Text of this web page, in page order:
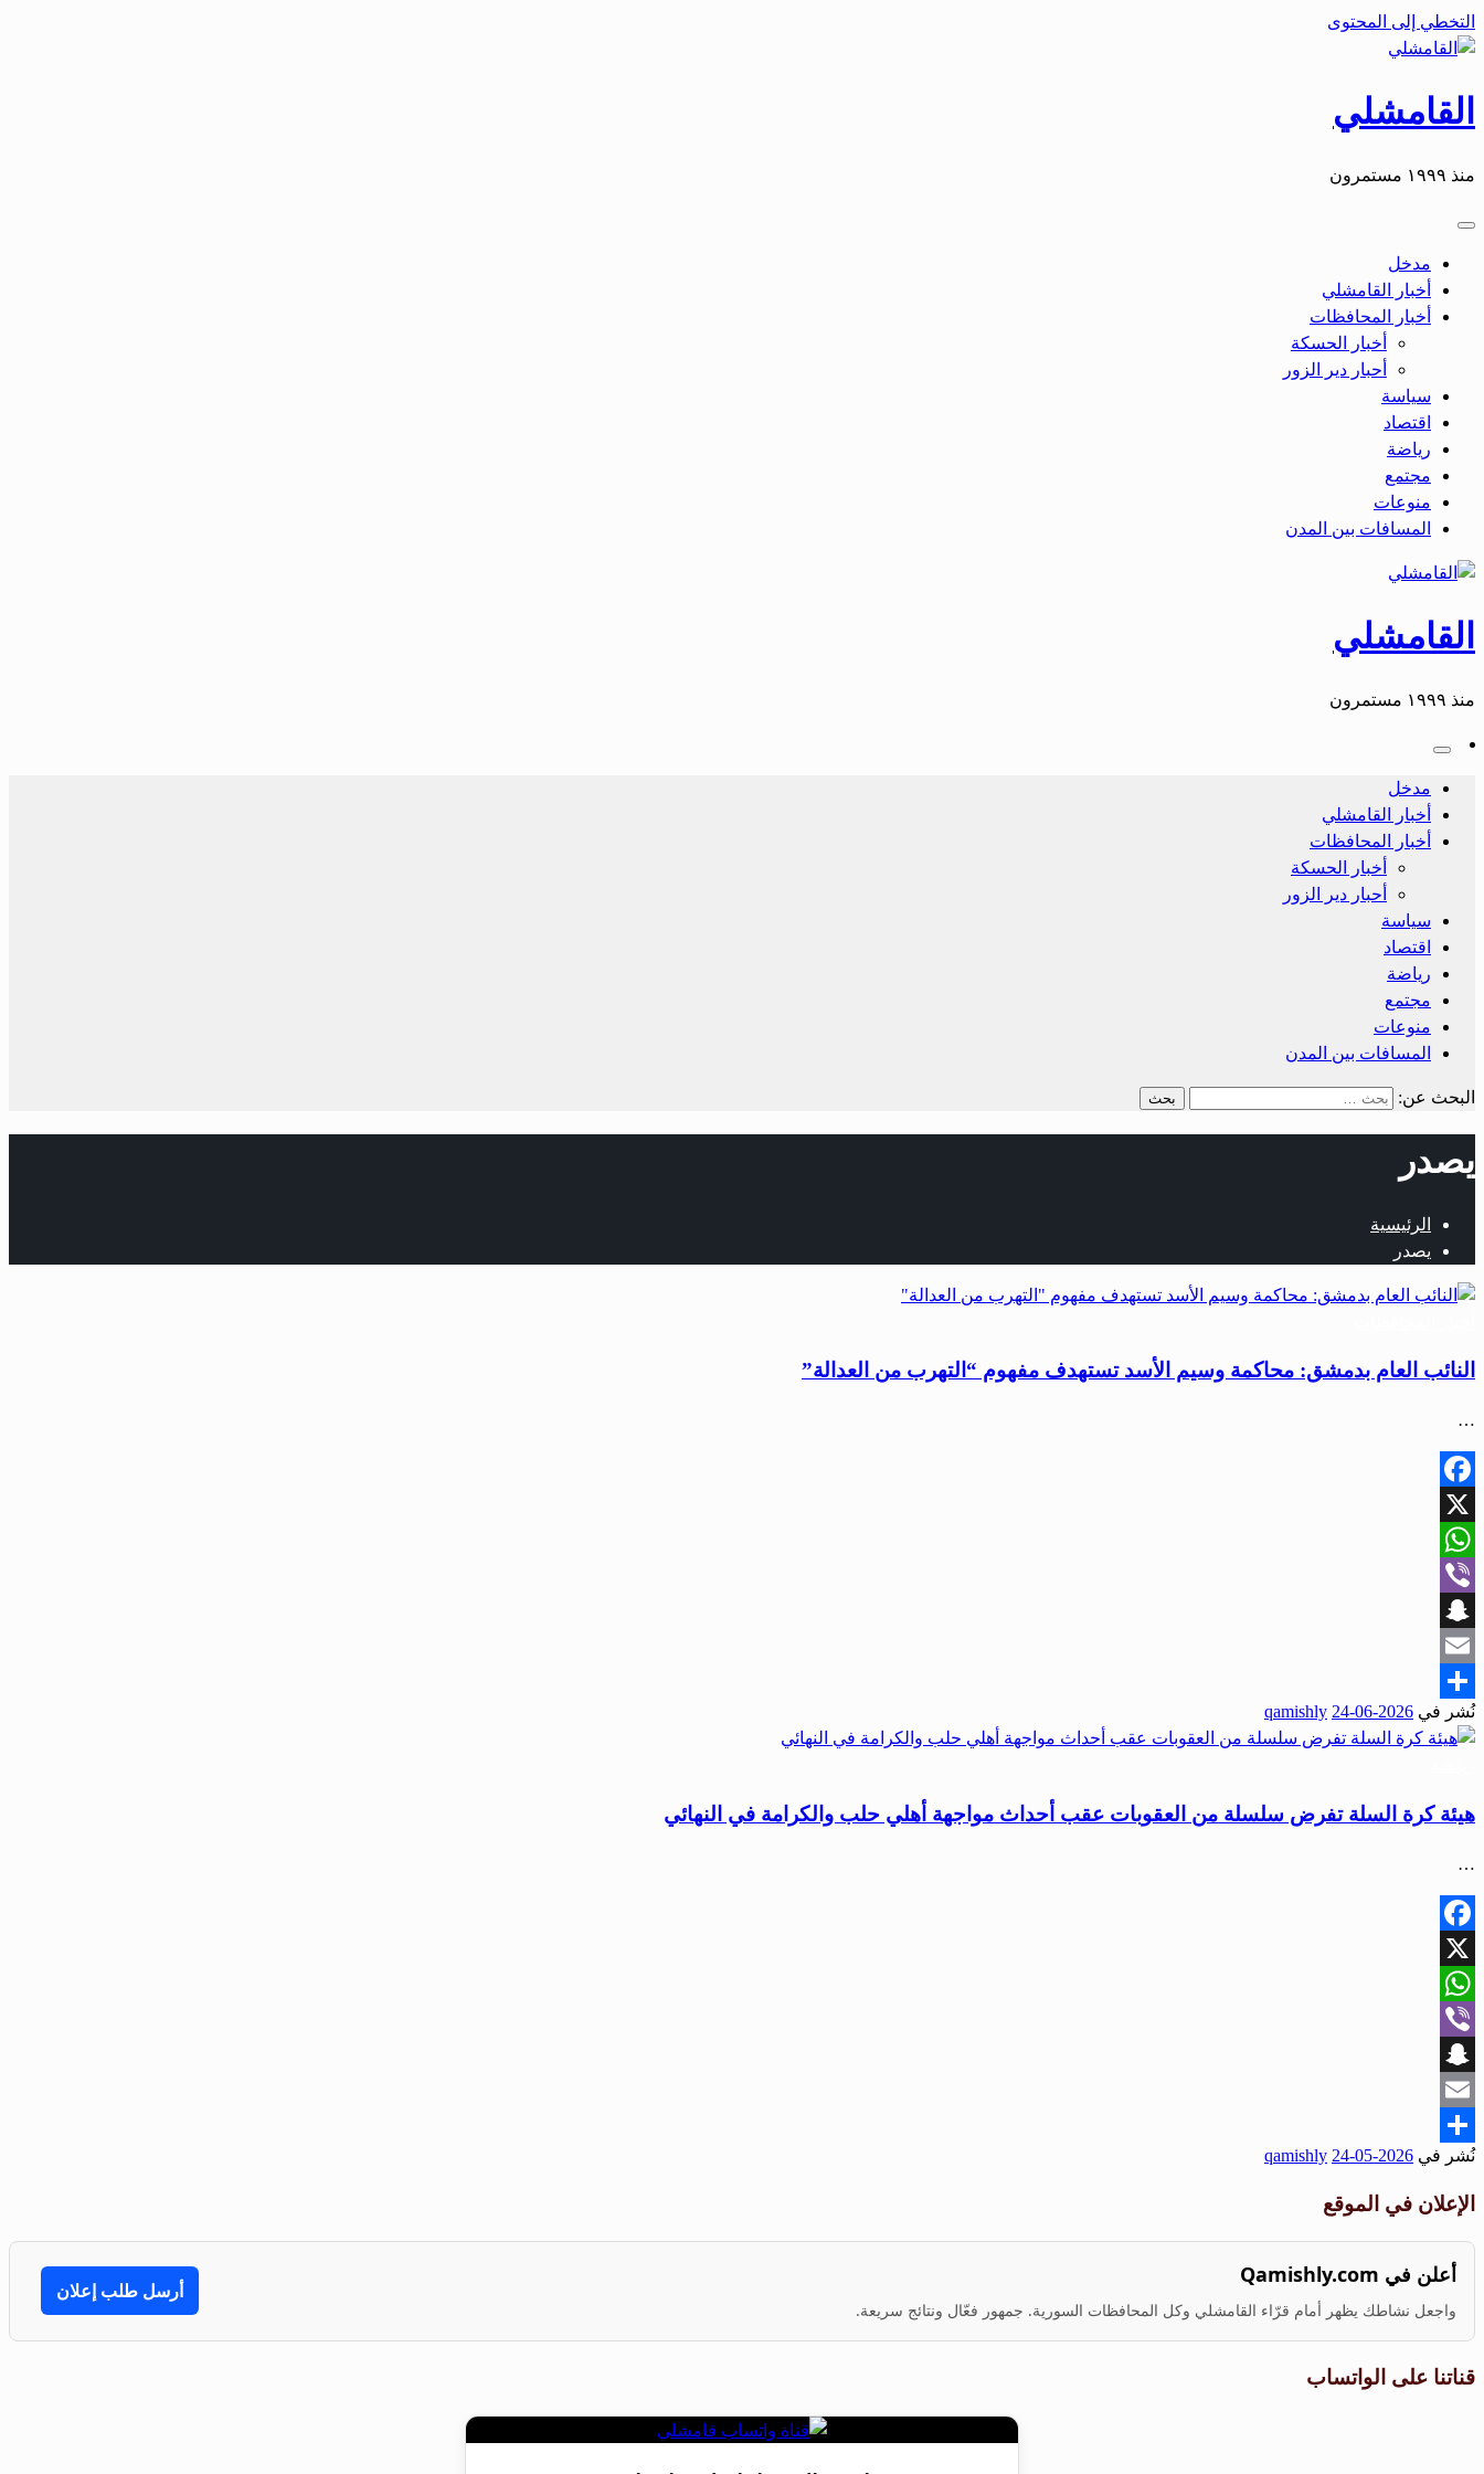
التخطي إلى المحتوى
القامشلي
منذ ١٩٩٩ مستمرون
مدخل
أخبار القامشلي
أخبار المحافظات
أخبار الحسكة
أحبار دير الزور
سياسة
اقتصاد
رياضة
مجتمع
منوعات
المسافات بين المدن
القامشلي
منذ ١٩٩٩ مستمرون
مدخل
أخبار القامشلي
أخبار المحافظات
أخبار الحسكة
أحبار دير الزور
سياسة
اقتصاد
رياضة
مجتمع
منوعات
المسافات بين المدن
البحث عن:
يصدر
الرئيسية
يصدر
النائب العام بدمشق: محاكمة وسيم الأسد تستهدف مفهوم “التهرب من العدالة”
…
Facebook
X
WhatsApp
Viber
Snapchat
Email
Share
نُشر في 2026-06-24
qamishly
هيئة كرة السلة تفرض سلسلة من العقوبات عقب أحداث مواجهة أهلي حلب والكرامة في النهائي
…
Facebook
X
WhatsApp
Viber
Snapchat
Email
Share
نُشر في 2026-05-24
qamishly
الإعلان في الموقع
أعلن في Qamishly.com
واجعل نشاطك يظهر أمام قرّاء القامشلي وكل المحافظات السورية. جمهور فعّال ونتائج سريعة.
أرسل طلب إعلان
قناتنا على الواتساب